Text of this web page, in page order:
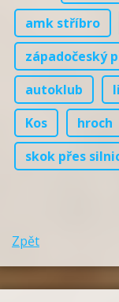
amk stříbro
západočeský
autoklub
Kos
hroch
skok přes
Zpět